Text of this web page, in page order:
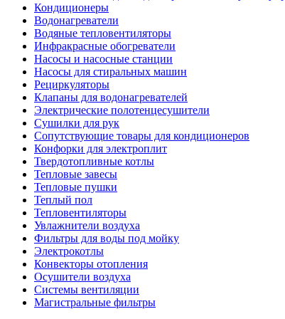
Кондиционеры
Водонагреватели
Водяные тепловентиляторы
Инфракрасные обогреватели
Насосы и насосные станции
Насосы для стиральных машин
Рециркуляторы
Клапаны для водонагревателей
Электрические полотенцесушители
Сушилки для рук
Сопутствующие товары для кондиционеров
Конфорки для электроплит
Твердотопливные котлы
Тепловые завесы
Тепловые пушки
Теплый пол
Тепловентиляторы
Увлажнители воздуха
Фильтры для воды под мойку
Электрокотлы
Конвекторы отопления
Осушители воздуха
Системы вентиляции
Магистральные фильтры